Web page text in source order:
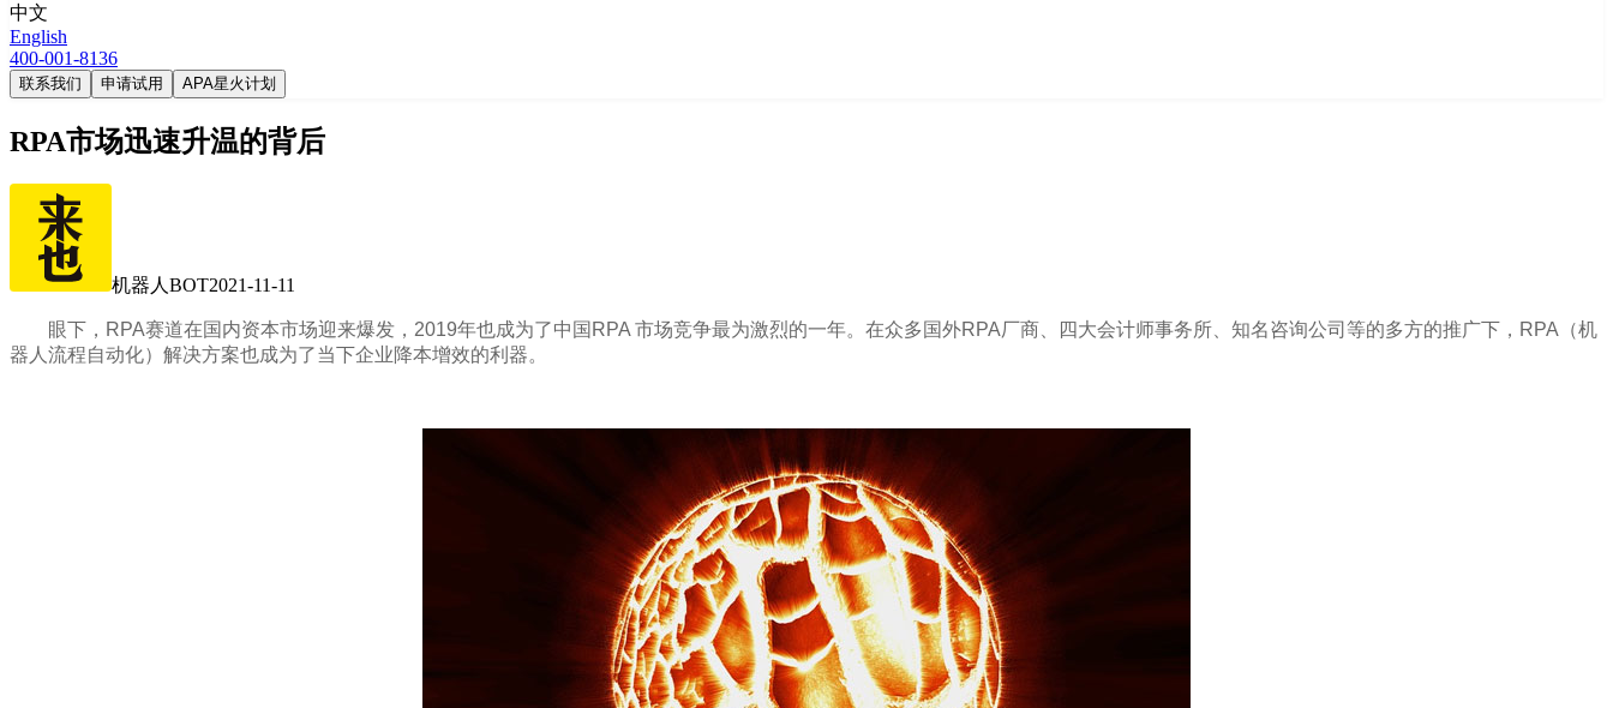
中文
English
400-001-8136
联系我们 申请试用 APA星火计划
RPA市场迅速升温的背后
机器人BOT2021-11-11
眼下，RPA赛道在国内资本市场迎来爆发，2019年也成为了中国RPA 市场竞争最为激烈的一年。在众多国外RPA厂商、四大会计师事务所、知名咨询公司等的多方的推广下，RPA（机
器人流程自动化）解决方案也成为了当下企业降本增效的利器。